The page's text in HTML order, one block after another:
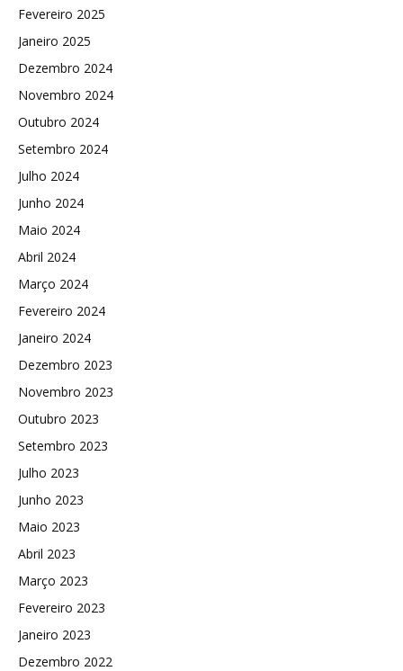
Fevereiro 2025
Janeiro 2025
Dezembro 2024
Novembro 2024
Outubro 2024
Setembro 2024
Julho 2024
Junho 2024
Maio 2024
Abril 2024
Março 2024
Fevereiro 2024
Janeiro 2024
Dezembro 2023
Novembro 2023
Outubro 2023
Setembro 2023
Julho 2023
Junho 2023
Maio 2023
Abril 2023
Março 2023
Fevereiro 2023
Janeiro 2023
Dezembro 2022